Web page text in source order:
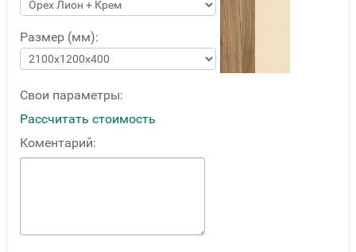
Размер (мм):
Свои параметры:
Рассчитать стоимость
Коментарий: